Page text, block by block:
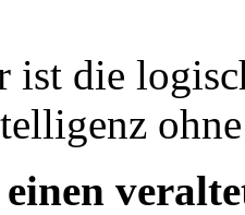
ist die
einen